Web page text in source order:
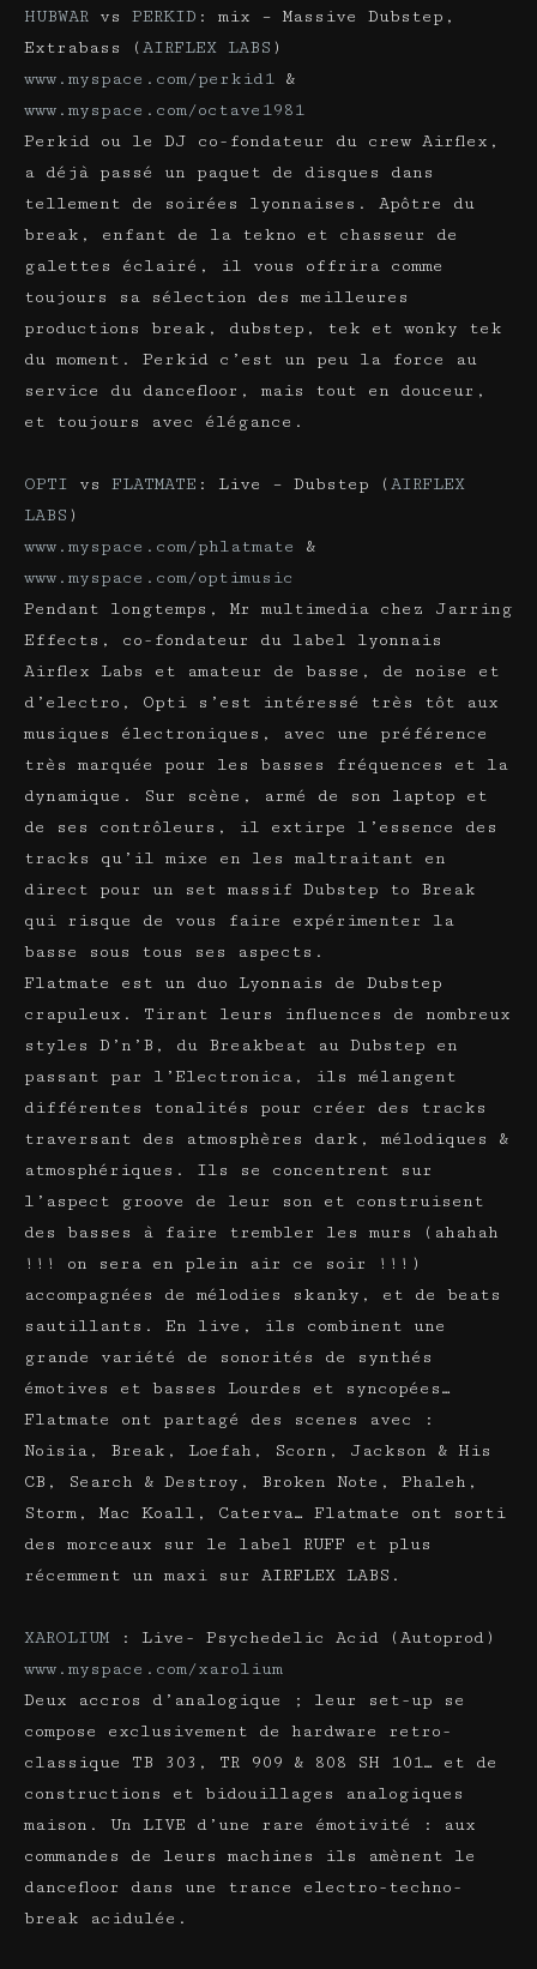
HUBWAR vs PERKID : mix – Massive Dubstep,
Extrabass (AIRFLEX LABS )
www.myspace.com/perkid1 &
www.myspace.com/octave1981
Perkid ou le DJ co-fondateur du crew Airflex,
a déjà passé un paquet de disques dans
tellement de soirées lyonnaises. Apôtre du
break, enfant de la tekno et chasseur de
galettes éclairé, il vous offrira comme
toujours sa sélection des meilleures
productions break, dubstep, tek et wonky tek
du moment. Perkid c’est un peu la force au
service du dancefloor, mais tout en douceur,
et toujours avec élégance.
OPTI vs FLATMATE : Live – Dubstep (AIRFLEX
LABS )
www.myspace.com/phlatmate
&
www.myspace.com/optimusic
Pendant longtemps, Mr multimedia chez Jarring
Effects, co-fondateur du label lyonnais
Airflex Labs et amateur de basse, de noise et
d’electro, Opti s’est intéressé très tôt aux
musiques électroniques, avec une préférence
très marquée pour les basses fréquences et la
dynamique. Sur scène, armé de son laptop et
de ses contrôleurs, il extirpe l’essence des
tracks qu’il mixe en les maltraitant en
direct pour un set massif Dubstep to Break
qui risque de vous faire expérimenter la
basse sous tous ses aspects.
Flatmate est un duo Lyonnais de Dubstep
crapuleux. Tirant leurs influences de nombreux
styles D’n’B, du Breakbeat au Dubstep en
passant par l’Electronica, ils mélangent
différentes tonalités pour créer des tracks
traversant des atmosphères dark, mélodiques &
atmosphériques. Ils se concentrent sur
l’aspect groove de leur son et construisent
des basses à faire trembler les murs (ahahah
!!! on sera en plein air ce soir !!!)
accompagnées de mélodies skanky, et de beats
sautillants. En live, ils combinent une
grande variété de sonorités de synthés
émotives et basses Lourdes et syncopées…
Flatmate ont partagé des scenes avec :
Noisia, Break, Loefah, Scorn, Jackson & His
CB, Search & Destroy, Broken Note, Phaleh,
Storm, Mac Koall, Caterva… Flatmate ont sorti
des morceaux sur le label RUFF et plus
récemment un maxi sur AIRFLEX LABS.
XAROLIUM : Live- Psychedelic Acid (Autoprod)
www.myspace.com/xarolium
Deux accros d’analogique ; leur set-up se
compose exclusivement de hardware retro-
classique TB 303, TR 909 & 808 SH 101… et de
constructions et bidouillages analogiques
maison. Un LIVE d’une rare émotivité : aux
commandes de leurs machines ils amènent le
dancefloor dans une trance electro-techno-
break acidulée.